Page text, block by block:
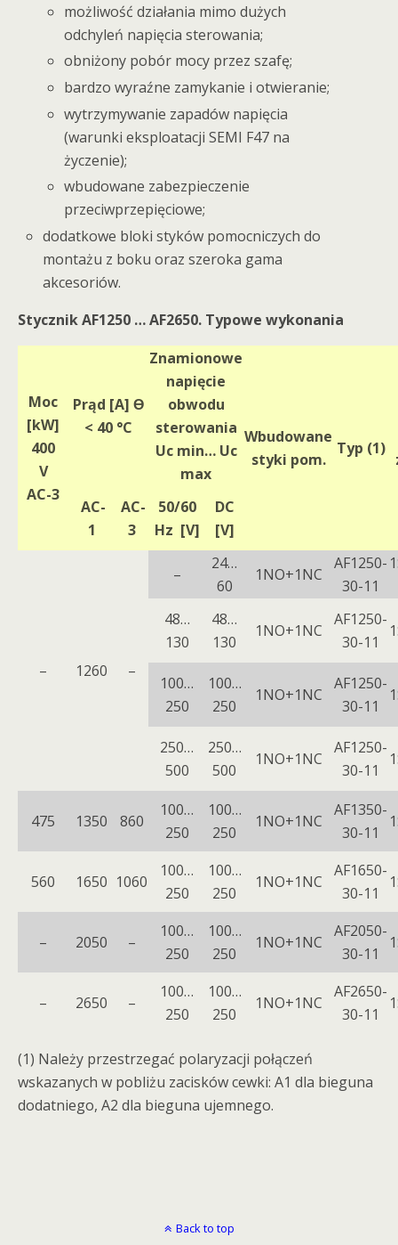
możliwość działania mimo dużych
odchyleń napięcia sterowania;
obniżony pobór mocy przez szafę;
bardzo wyraźne zamykanie i otwieranie;
wytrzymywanie zapadów napięcia
(warunki eksploatacji SEMI F47 na
życzenie);
wbudowane zabezpieczenie
przeciwprzepięciowe;
dodatkowe bloki styków pomocniczych do
montażu z boku oraz szeroka gama
akcesoriów.
Stycznik AF1250 … AF2650. Typowe wykonania
Moc
[kW]
400
V
AC-3
Prąd [A] Ɵ
< 40 °C
Znamionowe
napięcie
obwodu
sterowania
Uc min… Uc
max
Wbudowane
styki pom.
Typ (1)
AC-
1
AC-
3
50/60
Hz [V]
DC
[V]
– 1260 –
–
24…
60
1NO+1NC
AF1250-
30-11
48…
130
48…
130
1NO+1NC
AF1250-
30-11
100…
250
100…
250
1NO+1NC
AF1250-
30-11
250…
500
250…
500
1NO+1NC
AF1250-
30-11
475 1350 860
100…
250
100…
250
1NO+1NC
AF1350-
30-11
560 1650 1060
100…
250
100…
250
1NO+1NC
AF1650-
30-11
– 2050 –
100…
250
100…
250
1NO+1NC
AF2050-
30-11
– 2650 –
100…
250
100…
250
1NO+1NC
AF2650-
30-11
(1) Należy przestrzegać polaryzacji połączeń
wskazanych w pobliżu zacisków cewki: A1 dla bieguna
dodatniego, A2 dla bieguna ujemnego.
Back to top